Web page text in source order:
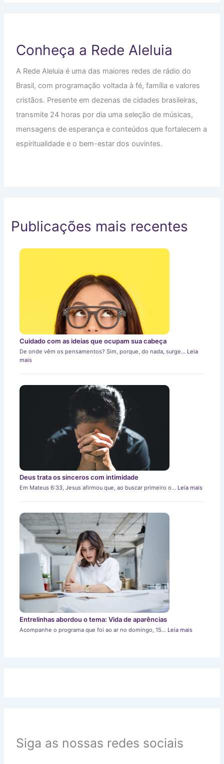
Conheça a Rede Aleluia
A Rede Aleluia é uma das maiores redes de rádio do
Brasil, com programação voltada à fé, família e valores
cristãos. Presente em dezenas de cidades brasileiras,
transmite 24 horas por dia uma seleção de músicas,
mensagens de esperança e conteúdos que fortalecem a
espiritualidade e o bem-estar dos ouvintes.
Publicações mais recentes
Cuidado com as ideias que ocupam sua cabeça
De onde vêm os pensamentos? Sim, porque, do nada, surge… Leia
mais
Deus trata os sinceros com intimidade
Em Mateus 6:33, Jesus afirmou que, ao buscar primeiro o… Leia mais
Entrelinhas abordou o tema: Vida de aparências
Acompanhe o programa que foi ao ar no domingo, 15… Leia mais
Siga as nossas redes sociais